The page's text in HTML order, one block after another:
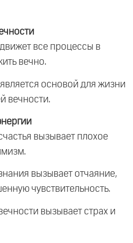
все процессы в
вечно.
основой для жизни
вечности.
вызывает плохое
вызывает отчаяние,
чувствительность.
вызывает страх и